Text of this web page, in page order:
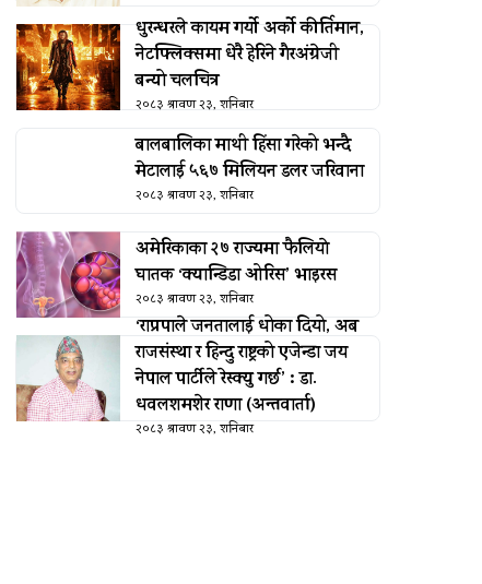
धुरन्धरले कायम गर्यो अर्को कीर्तिमान,
नेटफ्लिक्समा धेरै हेरिने गैरअंग्रेजी
बन्यो चलचित्र
२०८३ श्रावण २३, शनिबार
बालबालिका माथी हिंसा गरेको भन्दै
मेटालाई ५६७ मिलियन डलर जरिवाना
२०८३ श्रावण २३, शनिबार
अमेरिकाका २७ राज्यमा फैलियाे
घातक ‘क्यान्डिडा ओरिस’ भाइरस
२०८३ श्रावण २३, शनिबार
‘राप्रपाले जनतालाई धोका दियो, अब
राजसंस्था र हिन्दु राष्ट्रको एजेन्डा जय
नेपाल पार्टीले रेस्क्यु गर्छ’ : डा.
धवलशमशेर राणा (अन्तवार्ता)
२०८३ श्रावण २३, शनिबार